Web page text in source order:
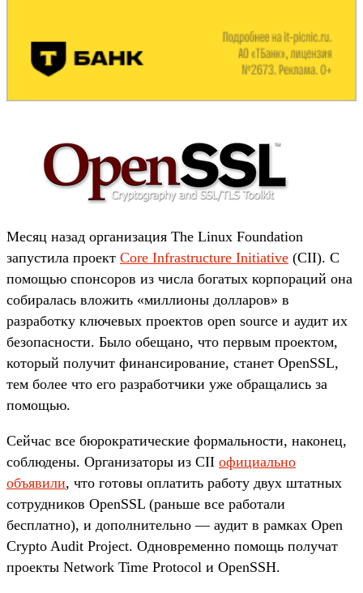
Месяц назад организация The Linux Foundation
запустила проект Core Infrastructure Initiative (CII). С
помощью спонсоров из числа богатых корпораций она
собиралась вложить «миллионы долларов» в
разработку ключевых проектов open source и аудит их
безопасности. Было обещано, что первым проектом,
который получит финансирование, станет OpenSSL,
тем более что его разработчики уже обращались за
помощью.
Сейчас все бюрократические формальности, наконец,
соблюдены. Организаторы из CII официально
объявили, что готовы оплатить работу двух штатных
сотрудников OpenSSL (раньше все работали
бесплатно), и дополнительно — аудит в рамках Open
Crypto Audit Project. Одновременно помощь получат
проекты Network Time Protocol и OpenSSH.